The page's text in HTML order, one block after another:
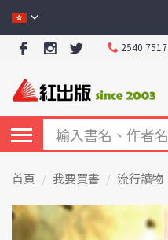
2540 7517
首頁 我要買書 流行讀物